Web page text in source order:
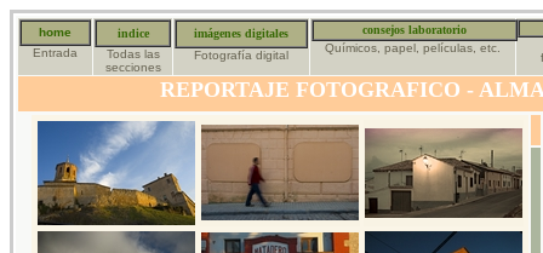
home
Entrada
indice
Todas las
secciones
imágenes digitales
Fotografía digital
consejos laboratorio
Químicos, papel, películas, etc.
REPORTAJE FOTOGRAFICO -